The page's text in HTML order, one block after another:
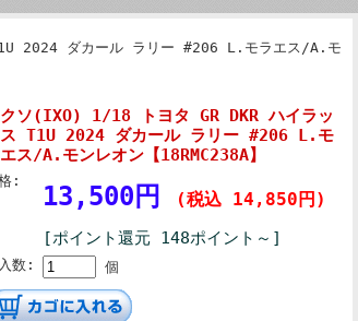
2024 ダカール ラリー #206 L.モラエス/A.モ
ソ(IXO) 1/18 トヨタ GR DKR ハイラッ
ス T1U 2024 ダカール ラリー #206 L.モ
ス/A.モンレオン【18RMC238A】
:
13,500円 (税込 14,850円)
[ポイント還元 148ポイント～]
数: 個